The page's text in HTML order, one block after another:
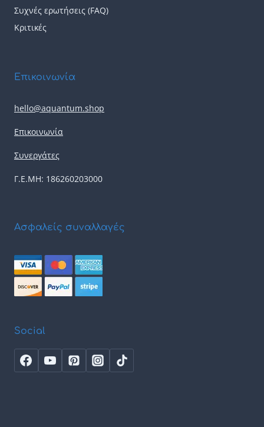
Συχνές ερωτήσεις (FAQ)
Κριτικές
Επικοινωνία
hello@aquantum.shop
Επικοινωνία
Συνεργάτες
Γ.Ε.ΜΗ: 186260203000
Ασφαλείς συναλλαγές
Social